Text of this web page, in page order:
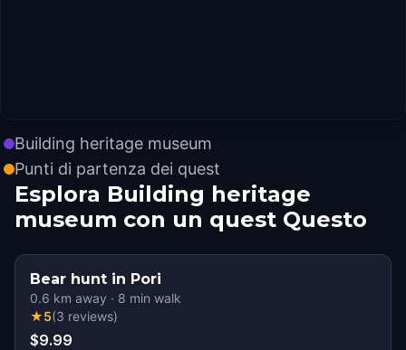
Building heritage museum
Punti di partenza dei quest
Esplora Building heritage
museum con un quest Questo
Bear hunt in Pori
0.6 km away · 8 min walk
★5(3 reviews)
$9.99